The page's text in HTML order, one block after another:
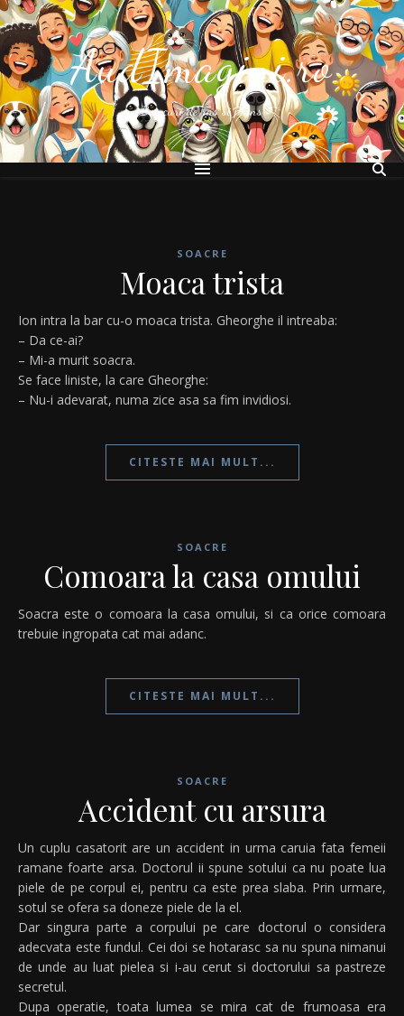
AudImagini.ro
Bancuri de ras si plans
SOACRE
Moaca trista
Ion intra la bar cu-o moaca trista. Gheorghe il intreaba:
– Da ce-ai?
– Mi-a murit soacra.
Se face liniste, la care Gheorghe:
– Nu-i adevarat, numa zice asa sa fim invidiosi.
CITESTE MAI MULT...
SOACRE
Comoara la casa omului
Soacra este o comoara la casa omului, si ca orice comoara
trebuie ingropata cat mai adanc.
CITESTE MAI MULT...
SOACRE
Accident cu arsura
Un cuplu casatorit are un accident in urma caruia fata femeii
ramane foarte arsa. Doctorul ii spune sotului ca nu poate lua
piele de pe corpul ei, pentru ca este prea slaba. Prin urmare,
sotul se ofera sa doneze piele de la el.
Dar singura parte a corpului pe care doctorul o considera
adecvata este fundul. Cei doi se hotarasc sa nu spuna nimanui
de unde au luat pielea si i-au cerut si doctorului sa pastreze
secretul.
Dupa operatie, toata lumea se mira cat de frumoasa era